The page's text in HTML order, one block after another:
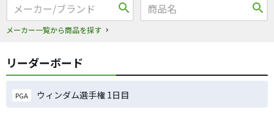
search
メーカー一覧から商品を探す
search
リーダーボード
PGA ウィンダム選手権 1日目